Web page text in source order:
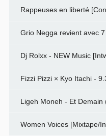
Rappeuses en liberté
Grio Negga revient avec
Dj Rolxx - NEW Music
Fizzi Pizzi × Kyo Itachi -
Ligeh Moneh - Et Demain
Women Voices [Mixtape/